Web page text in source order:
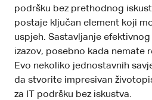
podršku bez prethodnog
postaje ključan element koji
uspjeh. Sastavljanje
izazov, posebno kada nemate
Evo nekoliko jednostavnih
da stvorite impresivan
za IT podršku bez iskustva.